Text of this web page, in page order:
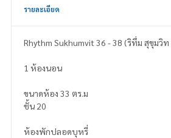
รายละเอียด
Rhythm Sukhumvit 36 - 38 (ริทึ่ม สุขุมวิท
1 ห้องนอน
ขนาดห้อง 33 ตร.ม
ชั้น 20
ห้องพักปลอดบุหรี่